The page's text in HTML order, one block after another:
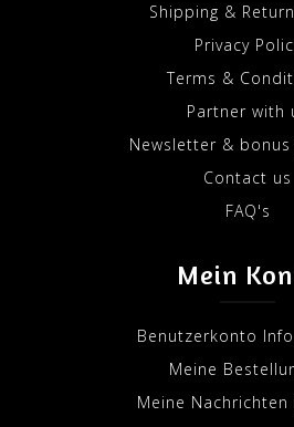
Shipping &
Privacy
Terms &
Partner with
Newsletter &
Contact us
FAQ's
Mein
Benutzerkonto
Meine
Meine Nachrichten